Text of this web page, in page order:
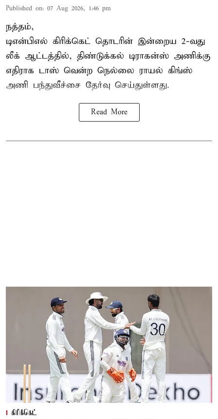
Published on: 07 Aug 2026, 1:46 pm
நத்தம்,
டிஎன்பிஎல் கிரிக்கெட் தொடரின் இன்றைய 2-வது
லீக் ஆட்டத்தில், திண்டுக்கல் டிராகன்ஸ் அணிக்கு
எதிராக டாஸ் வென்ற நெல்லை ராயல் கிங்ஸ்
அணி பந்துவீச்சை தேர்வு செய்துள்ளது.
Read More
கிரிக்கெட்